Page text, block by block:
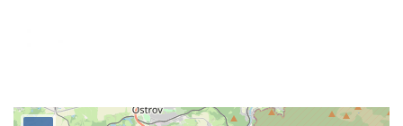
Cyrénský pomáhá Ježíši nést kříž